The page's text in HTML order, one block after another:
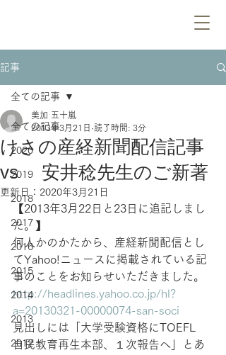
記事
全ての記事
2020
2019
2018
2017
2016
2015
2014
2013
2012
全ての記事
けさの産経新聞配信記事
vs 安井稔先生のご新著
美加 五十嵐
2013年3月21日 読了時間: 3分
更新日： 2020年3月21日
【2013年3月22日と23日に追記しまし
た。】
何人かのかたから、産経新聞配信とし
てYahoo!ニュースに掲載されている記
事のことをお知らせいただきました。
http://headlines.yahoo.co.jp/hl?
a=20130321-00000074-san-soci
見出しには「大学受験資格にTOEFL
自民教育再生本部、１次報告へ」とあ